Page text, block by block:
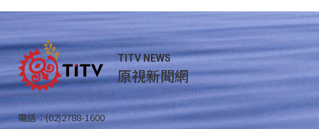
TITV NEWS
原視新聞網
電話：(02)2788-1600